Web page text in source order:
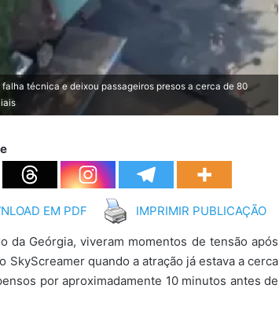
técnica e deixou passageiros presos a cerca de 80
EM PDF IMPRIMIR PUBLICAÇÃO
Geórgia, viveram momentos de tensão após
quando a atração já estava a cerca
por aproximadamente 10 minutos antes de